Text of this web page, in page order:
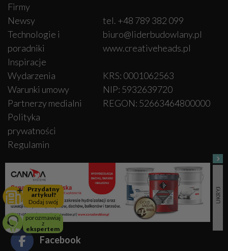
Przydatny
artykuł?
Dodaj swój
porozmawiaj
z
ekspertem
Firmy
Newsy
Technologie i
poradniki
Inspiracje
Wydarzenia
Warunki umowy
Partnerzy medialni
Polityka
prywatności
Regulamin
Zarejestruj się
Zaloguj się
tel. +48 789 382 099
biuro@liderbudowlany.pl
www.creativeheads.pl
KRS: 0001062563
NIP: 5932639720
REGON: 52663464800000
OBSERWUJ NAS
Facebook